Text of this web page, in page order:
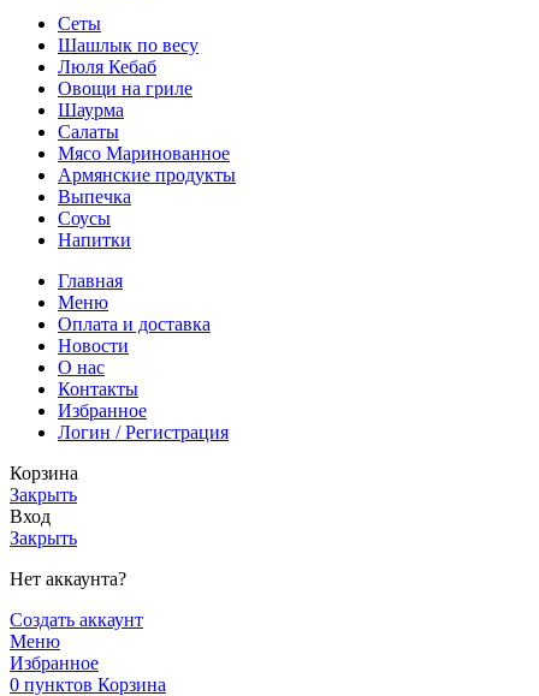
Сеты
Шашлык по весу
Люля Кебаб
Овощи на гриле
Шаурма
Салаты
Мясо Маринованное
Армянские продукты
Выпечка
Соусы
Напитки
Главная
Меню
Оплата и доставка
Новости
О нас
Контакты
Избранное
Логин / Регистрация
Корзина
Закрыть
Вход
Закрыть
Нет аккаунта?
Создать аккаунт
Меню
Избранное
0 пунктов Корзина